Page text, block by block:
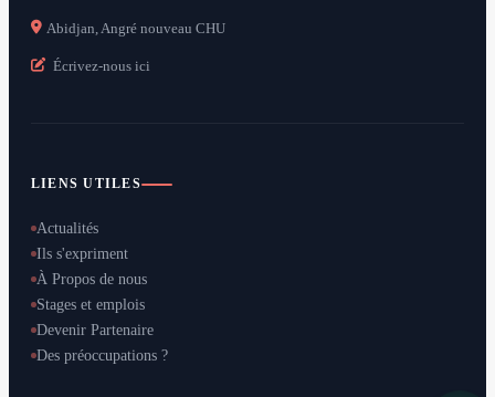
Abidjan, Angré nouveau CHU
Écrivez-nous ici
LIENS UTILES
Actualités
Ils s'expriment
À Propos de nous
Stages et emplois
Devenir Partenaire
Des préoccupations ?